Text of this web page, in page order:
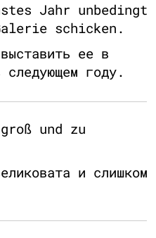
Jahr unbedingt
schicken.
ее в
следующем году.
und zu
и слишком